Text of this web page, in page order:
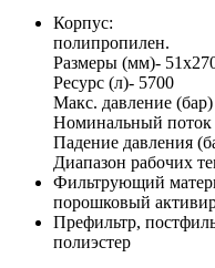
Корпус:
полипропилен.
Размеры (мм)-
Ресурс (л)- 5700
Макс. давление
Номинальный
Падение давления
Диапазон рабочих
Фильтрующий
порошковый
Префильтр,
полиэстер